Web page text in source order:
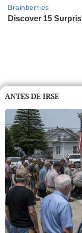
ANTES DE IRSE